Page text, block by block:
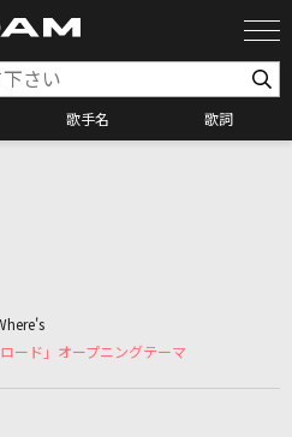
歌手名 歌詞
リクエスト
ード」オープニングテーマ